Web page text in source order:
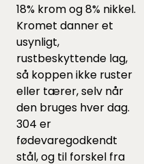
18% krom og 8% nikkel.
Kromet danner et
usynligt,
rustbeskyttende lag,
så koppen ikke ruster
eller tærer, selv når
den bruges hver dag.
304 er
fødevaregodkendt
stål, og til forskel fra